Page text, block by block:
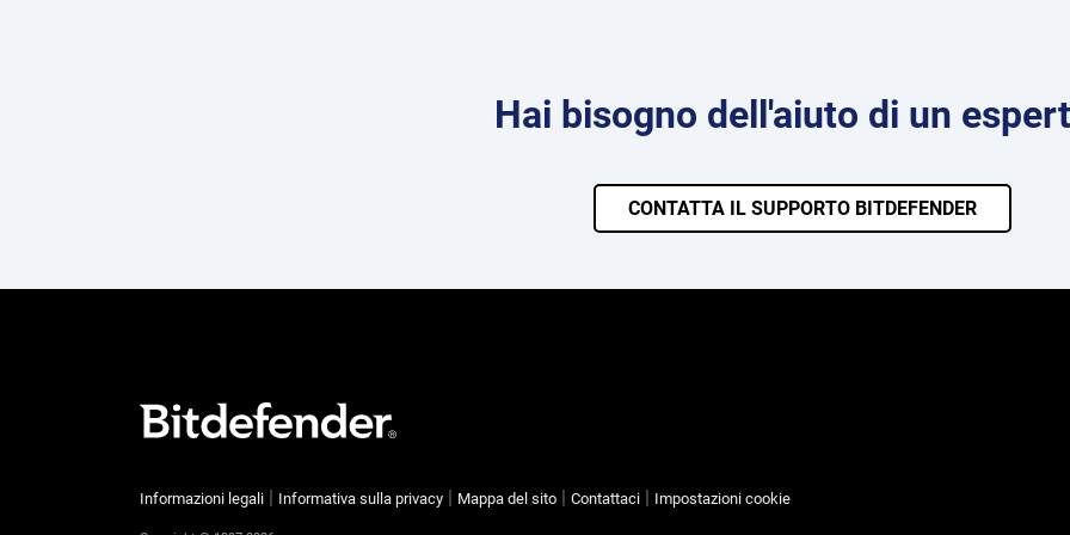
Hai bisogno dell'aiuto di un
CONTATTA IL SUPPORTO BITDEFENDER
Informazioni legali Informativa sulla privacy Mappa del sito Contattaci Impostazioni cookie